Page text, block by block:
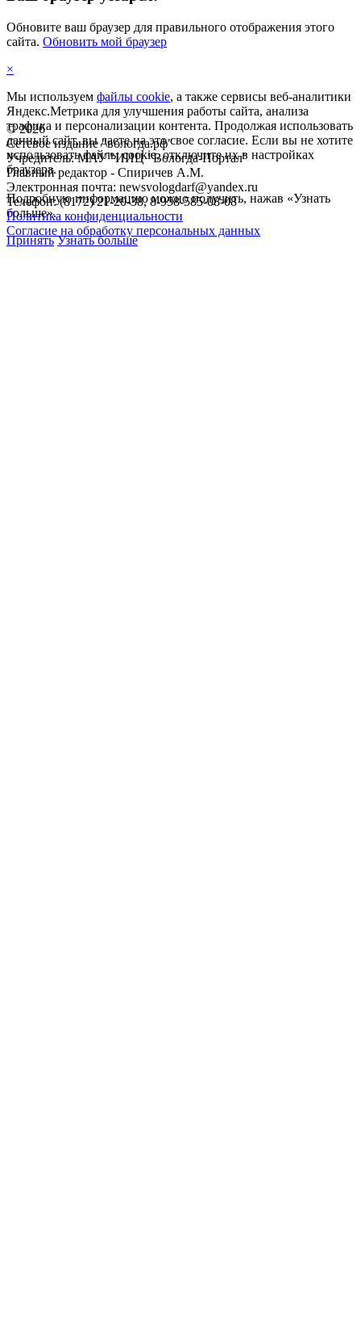
©2026
Сетевое издание "вологда.рф"
Учредитель: МАУ "ИИЦ "Вологда-Портал"
Главный редактор - Спиричев А.М.
Электронная почта: newsvologdarf@yandex.ru
Телефон: (8172) 21-20-38, 8-958-585-08-08
Политика конфиденциальности
Согласие на обработку персональных данных
Обновите ваш браузер для правильного отображения этого
сайта. Обновить мой браузер
×
Мы используем файлы cookie, а также сервисы веб-аналитики
Яндекс.Метрика для улучшения работы сайта, анализа
трафика и персонализации контента. Продолжая использовать
данный сайт, вы даете на это свое согласие. Если вы не хотите
использовать файлы cookie, отключите их в настройках
браузера.
Подробную информацию можно получить, нажав «Узнать
больше».
Принять Узнать больше